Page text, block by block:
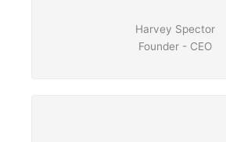
Harvey Spector
Founder - CEO